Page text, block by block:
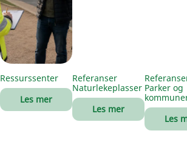
Ressurssenter
Les mer
Referanser
Naturlekeplasser
Les mer
Parker og
Les